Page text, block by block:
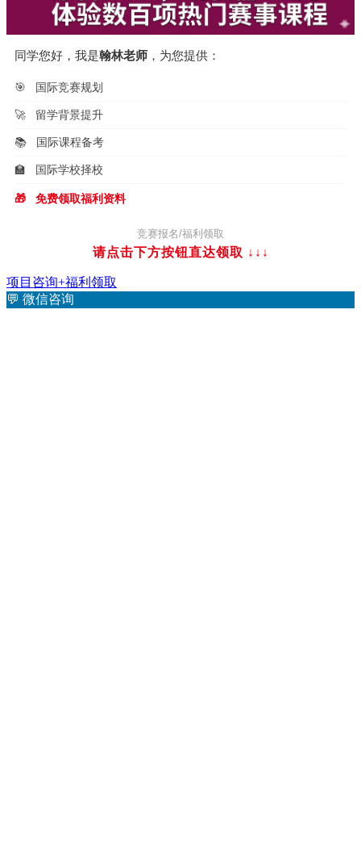
同学您好，我是翰林老师 ，为您提供：
🎯 国际竞赛规划
🚀 留学背景提升
📚 国际课程备考
🏫 国际学校择校
🎁 免费领取福利资料
竞赛报名/福利领取
请点击下方按钮直达领取 ↓↓↓
项目咨询+福利领取
💬 微信咨询